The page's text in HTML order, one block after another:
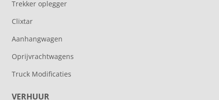
Trekker oplegger
Clixtar
Aanhangwagen
Oprijvrachtwagens
Truck Modificaties
VERHUUR